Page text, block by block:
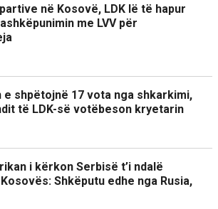
në Kosovë, LDK lë të hapur
me LVV për
e shpëtojnë 17 vota nga shkarkimi,
të LDK-së votëbeson kryetarin
i kërkon Serbisë t’i ndalë
Shkëputu edhe nga Rusia,